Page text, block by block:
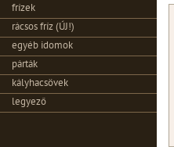
frízek
rácsos fríz (ÚJ!)
egyéb idomok
párták
kályhacsövek
legyező